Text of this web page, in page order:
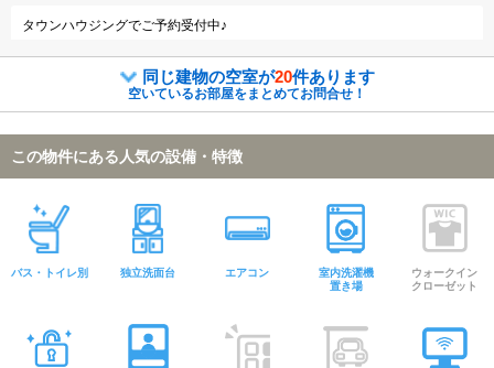
タウンハウジングでご予約受付中♪
同じ建物の空室が20件あります
空いているお部屋をまとめてお問合せ！
この物件にある人気の設備・特徴
バス・トイレ別 独立洗面台 エアコン
室内洗濯機
置き場
ウォークイン
クローゼット